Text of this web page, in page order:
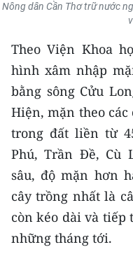
KIỂM CHỨNG
TRI THỨC CHUYÊN
54 DÂN TỘC VIỆT
CHƯƠNG TRÌNH
MỘT SẢN PHẨM
RADIO
MEDIA CENTER
E-Magazine
Nông dân Cần Thơ trữ nước
Theo Viện Khoa
hình xâm nhập
bằng sông Cửu
Hiện, mặn theo các
trong đất liền từ
Phú, Trần Đề, Cù
sâu, độ mặn hơn
cây trồng nhất là
còn kéo dài và
những tháng tới.